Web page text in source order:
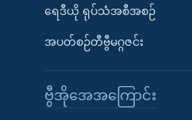
ရေဒီယို ရုပ်သံအစီအစဉ်
အပတ်စဉ်တီဗွီမဂ္ဂဇင်း
ဗွီအိုအေအကြောင်း